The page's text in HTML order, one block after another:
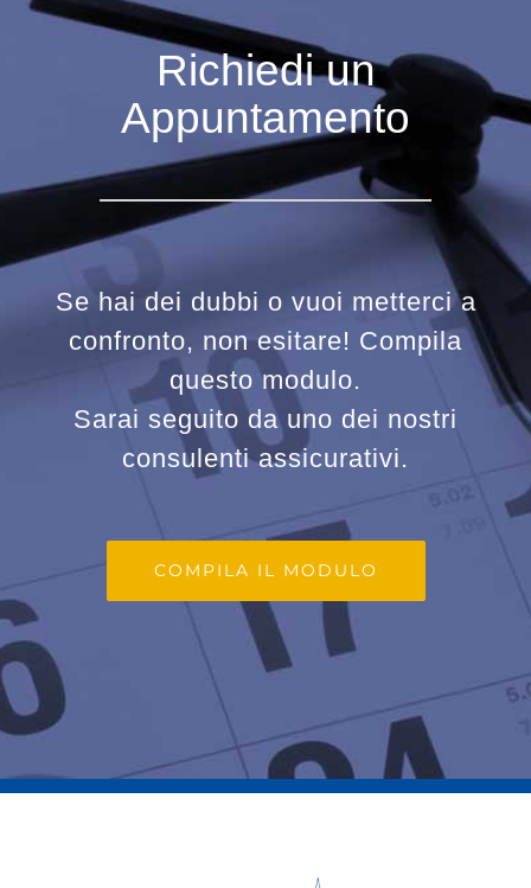
Richiedi un
Appuntamento
Se hai dei dubbi o vuoi metterci a
confronto, non esitare! Compila
questo modulo.
Sarai seguito da uno dei nostri
consulenti assicurativi.
COMPILA IL MODULO